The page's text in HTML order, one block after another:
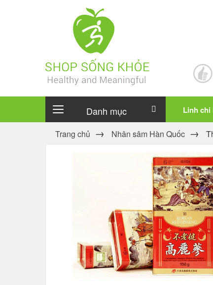
Danh mục Linh chi
Trang chủ Nhân sâm Hàn Quốc